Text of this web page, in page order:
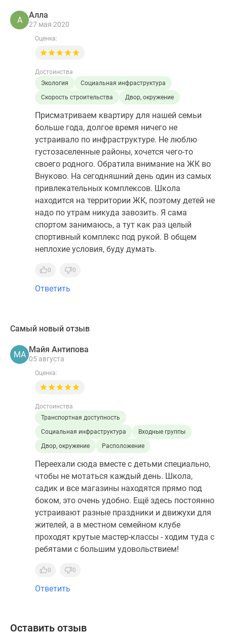
А
Алла
27 мая 2020
Оценка:
Достоинства
Экология
Социальная инфраструктура
Скорость строительства
Двор, окружение
Присматриваем квартиру для нашей семьи
больше года, долгое время ничего не
устраивало по инфраструктуре. Не люблю
густозаселенные районы, хочется чего-то
своего родного. Обратила внимание на ЖК во
Внуково. На сегодняшний день один из самых
привлекательных комплексов. Школа
находится на территории ЖК, поэтому детей не
надо по утрам никуда завозить. Я сама
спортом занимаюсь, а тут как раз целый
спортивный комплекс под рукой. В общем
неплохие условия, буду думать.
0 0
Ответить
Самый новый отзыв
МА
Майя Антипова
05 августа
Оценка:
Достоинства
Транспортная доступность
Социальная инфраструктура
Входные группы
Двор, окружение
Расположение
Переехали сюда вместе с детьми специально,
чтобы не мотаться каждый день. Школа,
садик и все магазины находятся прямо под
боком, это очень удобно. Ещё здесь постоянно
устраивают разные праздники и движухи для
жителей, а в местном семейном клубе
проходят крутые мастер-классы - ходим туда с
ребятами с большим удовольствием!
0 0
Ответить
Оставить отзыв